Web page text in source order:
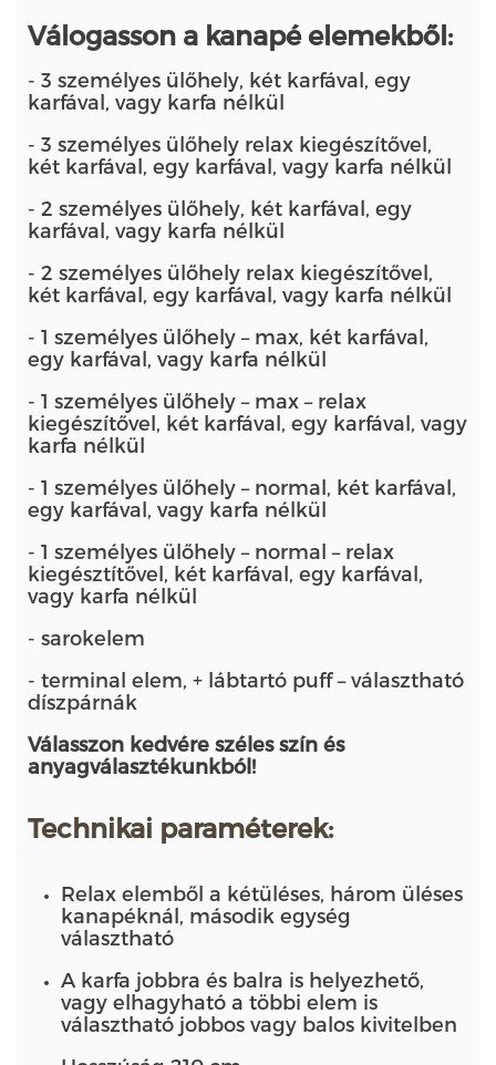
Válogasson a kanapé elemekből:
- 3 személyes ülőhely, két karfával, egy
karfával, vagy karfa nélkül
- 3 személyes ülőhely relax kiegészítővel,
két karfával, egy karfával, vagy karfa nélkül
- 2 személyes ülőhely, két karfával, egy
karfával, vagy karfa nélkül
- 2 személyes ülőhely relax kiegészítővel,
két karfával, egy karfával, vagy karfa nélkül
- 1 személyes ülőhely – max, két karfával,
egy karfával, vagy karfa nélkül
- 1 személyes ülőhely – max – relax
kiegészítővel, két karfával, egy karfával, vagy
karfa nélkül
- 1 személyes ülőhely – normal, két karfával,
egy karfával, vagy karfa nélkül
- 1 személyes ülőhely – normal – relax
kiegésztítővel, két karfával, egy karfával,
vagy karfa nélkül
- sarokelem
- terminal elem, + lábtartó puff – választható
díszpárnák
Válasszon kedvére széles szín és
anyagválasztékunkból!
Technikai paraméterek:
Relax elemből a kétüléses, három üléses
kanapéknál, második egység
választható
A karfa jobbra és balra is helyezhető,
vagy elhagyható a többi elem is
választható jobbos vagy balos kivitelben